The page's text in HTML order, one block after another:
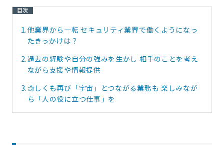
目次
1.他業界から一転 セキュリティ業界で働くようになっ
たきっかけは？
2.過去の経験や自分の強みを生かし 相手のことを考え
ながら支援や情報提供
3.奇しくも再び「宇宙」とつながる業務も 楽しみなが
ら「人の役に立つ仕事」を